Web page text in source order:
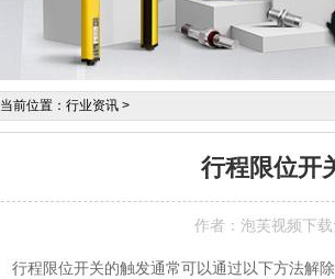
当前位置： 行业资讯 >
行程限位开
作者：泡芙视频下
行程限位开关的触发通常可以通过以下方法解除